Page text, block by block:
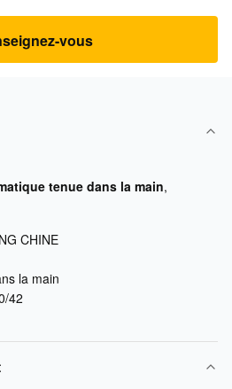
vous
tenue dans la main,
CHINE
la main
42